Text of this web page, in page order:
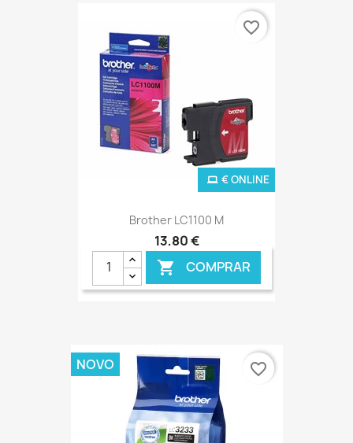
Brother LC1100 M
13,80 €
 COMPRAR
€ ONLINE
favorite_border
NOVO favorite_border